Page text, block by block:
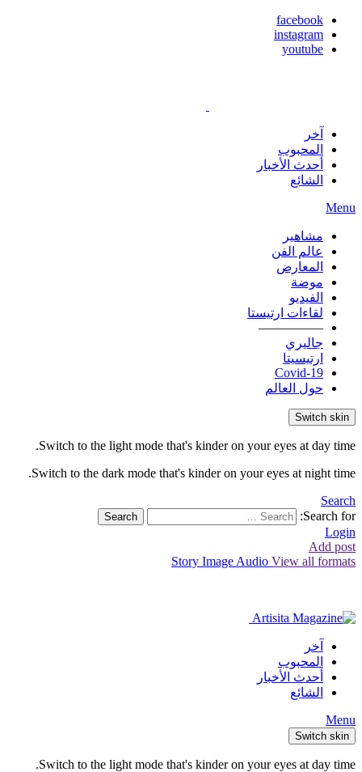
facebook
instagram
youtube
آخر
المحبوب
أحدث الأخبار
الشائع
Menu
مشاهير
عالم الفن
المعارض
موضة
الفيديو
لقاءات ارتيستا
—————
جاليري
ارتيسيتا
Covid-19
حول العالم
Switch skin
Switch to the light mode that's kinder on your eyes at day time.
Switch to the dark mode that's kinder on your eyes at night time.
Search
Search for:
Search
Login
Add post
Story Image Audio View all formats
آخر
المحبوب
أحدث الأخبار
الشائع
Menu
Switch skin
Switch to the light mode that's kinder on your eyes at day time.